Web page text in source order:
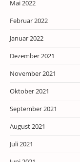
Mai 2022
Februar 2022
Januar 2022
Dezember 2021
November 2021
Oktober 2021
September 2021
August 2021
Juli 2021